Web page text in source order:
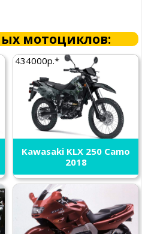
мотоциклов:
434000р.*
Kawasaki KLX 250 Camo
2018